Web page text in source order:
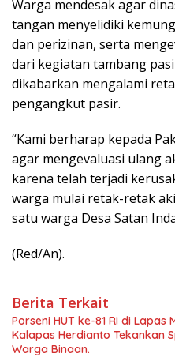
Warga mendesak agar
tangan menyelidiki
dan perizinan, serta
dari kegiatan tambang
dikabarkan mengalami
pengangkut pasir.
“Kami berharap kepada
agar mengevaluasi ulang
karena telah terjadi
warga mulai retak-retak
satu warga Desa Satan
(Red/An).
Berita Terkait
Porseni HUT ke-81 RI di Lapas
Kalapas Herdianto Tekankan
Warga Binaan.